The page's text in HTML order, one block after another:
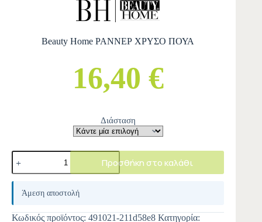
Beauty Home ΡΑΝΝΕΡ ΧΡΥΣΟ ΠΟΥΑ
16,40 €
Διάσταση
Προσθήκη στο καλάθι
A
e
Άμεση αποστολή
Κωδικός προϊόντος: 491021-211d58e8 Κατηγορία: